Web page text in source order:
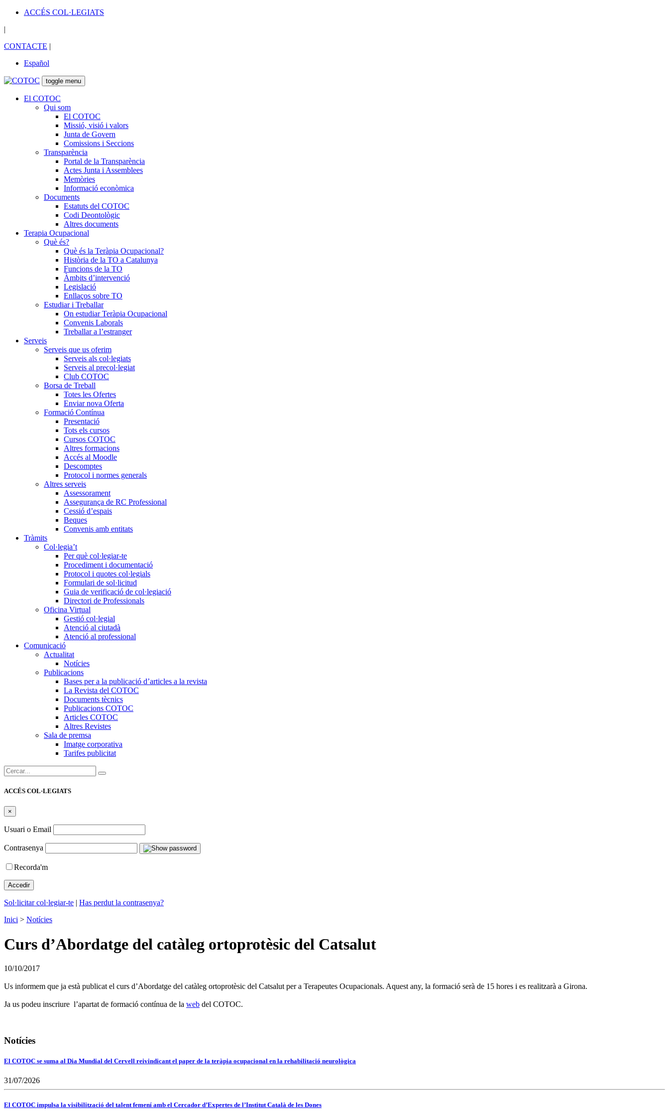
ACCÉS COL·LEGIATS
|
CONTACTE |
Español
toggle menu
El COTOC
Qui som
El COTOC
Missió, visió i valors
Junta de Govern
Comissions i Seccions
Transparència
Portal de la Transparència
Actes Junta i Assemblees
Memòries
Informació econòmica
Documents
Estatuts del COTOC
Codi Deontològic
Altres documents
Terapia Ocupacional
Què és?
Què és la Teràpia Ocupacional?
Història de la TO a Catalunya
Funcions de la TO
Àmbits d’intervenció
Legislació
Enllaços sobre TO
Estudiar i Treballar
On estudiar Teràpia Ocupacional
Convenis Laborals
Treballar a l’estranger
Serveis
Serveis que us oferim
Serveis als col·legiats
Serveis al precol·legiat
Club COTOC
Borsa de Treball
Totes les Ofertes
Enviar nova Oferta
Formació Contínua
Presentació
Tots els cursos
Cursos COTOC
Altres formacions
Accés al Moodle
Descomptes
Protocol i normes generals
Altres serveis
Assessorament
Assegurança de RC Professional
Cessió d’espais
Beques
Convenis amb entitats
Tràmits
Col·legia’t
Per què col·legiar-te
Procediment i documentació
Protocol i quotes col·legials
Formulari de sol·licitud
Guia de verificació de col·legiació
Directori de Professionals
Oficina Virtual
Gestió col·legial
Atenció al ciutadà
Atenció al professional
Comunicació
Actualitat
Notícies
Publicacions
Bases per a la publicació d’articles a la revista
La Revista del COTOC
Documents tècnics
Publicacions COTOC
Articles COTOC
Altres Revistes
Sala de premsa
Imatge corporativa
Tarifes publicitat
Cercar:
ACCÉS COL·LEGIATS
×
Usuari o Email
Contrasenya
Recorda'm
Sol·licitar col·legiar-te | Has perdut la contrasenya?
Inici > Notícies
Curs d’Abordatge del catàleg ortoprotèsic del Catsalut
10/10/2017
Us informem que ja està publicat el curs d’Abordatge del catàleg ortoprotèsic del Catsalut per a Terapeutes Ocupacionals. Aquest any, la formació serà de 15 hores i es realitzarà a Girona.
Ja us podeu inscriure l’apartat de formació contínua de la web del COTOC.
Notícies
El COTOC se suma al Dia Mundial del Cervell reivindicant el paper de la teràpia ocupacional en la rehabilitació neurològica
31/07/2026
El COTOC impulsa la visibilització del talent femení amb el Cercador d’Expertes de l’Institut Català de les Dones